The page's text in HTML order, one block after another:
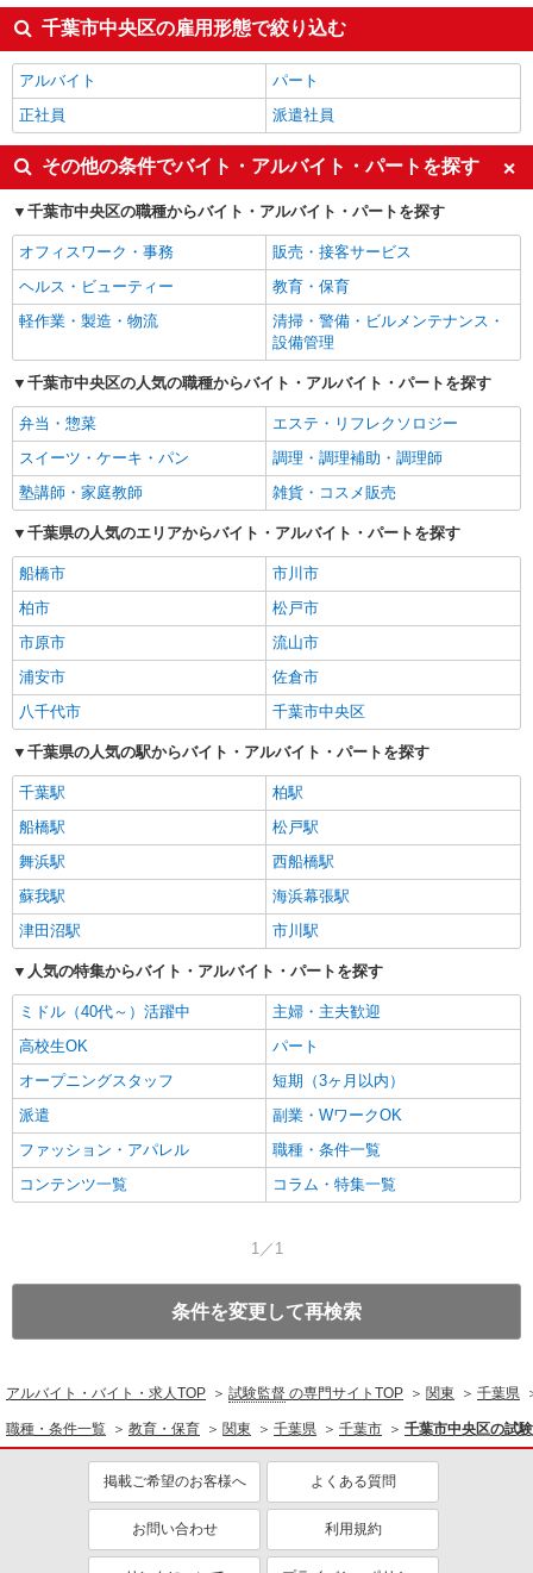
千葉市中央区の雇用形態で絞り込む
アルバイト
パート
正社員
派遣社員
その他の条件でバイト・アルバイト・パートを探す
千葉市中央区の職種からバイト・アルバイト・パートを探す
オフィスワーク・事務
販売・接客サービス
ヘルス・ビューティー
教育・保育
軽作業・製造・物流
清掃・警備・ビルメンテナンス・
設備管理
千葉市中央区の人気の職種からバイト・アルバイト・パートを探す
弁当・惣菜
エステ・リフレクソロジー
スイーツ・ケーキ・パン
調理・調理補助・調理師
塾講師・家庭教師
雑貨・コスメ販売
千葉県の人気のエリアからバイト・アルバイト・パートを探す
船橋市
市川市
柏市
松戸市
市原市
流山市
浦安市
佐倉市
八千代市
千葉市中央区
千葉県の人気の駅からバイト・アルバイト・パートを探す
千葉駅
柏駅
船橋駅
松戸駅
舞浜駅
西船橋駅
蘇我駅
海浜幕張駅
津田沼駅
市川駅
人気の特集からバイト・アルバイト・パートを探す
ミドル（40代～）活躍中
主婦・主夫歓迎
高校生OK
パート
オープニングスタッフ
短期（3ヶ月以内）
派遣
副業・WワークOK
ファッション・アパレル
職種・条件一覧
コンテンツ一覧
コラム・特集一覧
1／1
条件を変更して再検索
アルバイト・バイト・求人TOP 試験監督 の専門サイトTOP 関東 千葉県
職種・条件一覧 教育・保育 関東 千葉県 千葉市 千葉市中央区の試
掲載ご希望のお客様へ よくある質問
お問い合わせ 利用規約